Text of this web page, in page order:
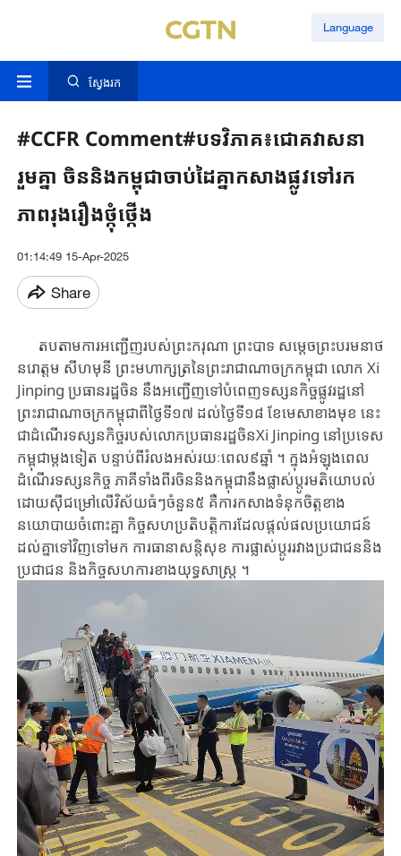
Language
ស្វែងរក
#CCFR Comment#បទវិភាគ៖ជោគវាសនា
រួមគ្នា ចិននិងកម្ពុជាចាប់ដៃគ្នាកសាងផ្លូវទៅរក
ភាពរុងរឿងថ្កុំថ្កើង
01:14:49 15-Apr-2025
Share
តបតាមការអញ្ជើញរបស់ព្រះករុណា ព្រះបាទ សម្តេចព្រះបរមនាថ
នរោត្តម សីហមុនី ព្រះ​មហាក្សត្រ​នៃព្រះរាជាណាចក្រ​កម្ពុជា លោក Xi
Jinping ប្រធា​ន​រដ្ឋចិន នឹង​អញ្ជើញ​ទៅ​បំ​ពេញ​ទស្សនកិច្ចផ្លូវរដ្ឋនៅ
ព្រះរាជាណាចក្រកម្ពុជាពីថ្ងៃទី១៧ ដល់ថ្ងៃ​ទី​​១៨ ខែមេសាខាង​មុខ​ នេះ
ជា​ដំណើរ​ទស្សនកិច្ច​របស់​លោកប្រធានរដ្ឋ​ចិន​Xi Jinping នៅប្រទេស​
កម្ពុជា​ម្តង​ទៀត​ បន្ទាប់​ពី​រំលង​អស់​រយៈ​ពេល៩ឆ្នាំ ។ ក្នុង​អំឡុង​ពេល​
ដំណើរ​ទស្សនកិច្ច​ ភាគីទាំង​ពីរ​ចិន​និង​កម្ពុជា​នឹង​ផ្លាស់ប្តូរ​មតិយោបល់​​
ដោយស៊ីជម្រៅ​លើ​វិស័យ​ធំៗចំនួន៥ គឺ​ការ​កសាង​ទំនុក​ចិត្ត​​​ខាង​
នយោបាយចំពោះគ្នា កិច្ច​សហប្រតិបតិ្តការ​ដែល​ផ្តល់​ផល​ប្រយោជន៍​
ដល់គ្នា​ទៅ​វិញទៅមក​ ការ​ធានា​សន្តិសុខ​ ការ​ផ្លាស់ប្តូរ​រវាង​ប្រជាជន​និ​ង
ប្រជាជន និង​កិច្ច​សហការ​ខាង​យុទ្ធសាស្ត្រ ។